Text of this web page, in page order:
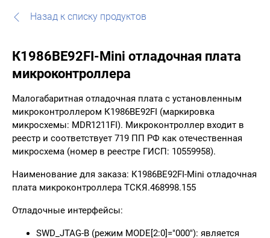
Назад к списку продуктов
К1986ВЕ92FI-Mini отладочная плата
микроконтроллера
Малогабаритная отладочная плата с установленным
микроконтроллером К1986ВЕ92FI (маркировка
микросхемы: MDR1211FI). Микроконтроллер входит в
реестр и соответствует 719 ПП РФ как отечественная
микросхема (номер в реестре ГИСП: 10559958).
Наименование для заказа: К1986ВЕ92FI-Mini отладочная
плата микроконтроллера ТСКЯ.468998.155
Отладочные интерфейсы:
SWD_JTAG-B (режим MODE[2:0]="000"): является